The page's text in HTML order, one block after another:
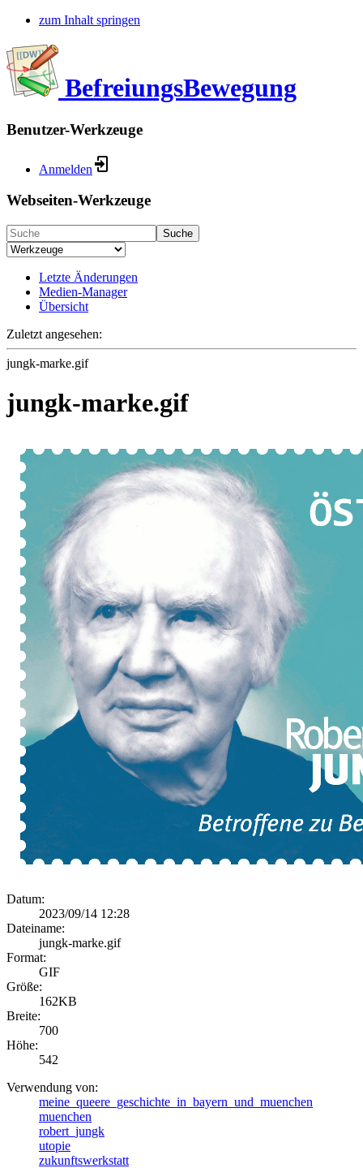
zum Inhalt springen
BefreiungsBewegung
Benutzer-Werkzeuge
Anmelden
Webseiten-Werkzeuge
Suche
Letzte Änderungen
Medien-Manager
Übersicht
Zuletzt angesehen:
jungk-marke.gif
jungk-marke.gif
Datum:
2023/09/14 12:28
Dateiname:
jungk-marke.gif
Format:
GIF
Größe:
162KB
Breite:
700
Höhe:
542
Verwendung von:
meine_queere_geschichte_in_bayern_und_muenchen
muenchen
robert_jungk
utopie
zukunftswerkstatt